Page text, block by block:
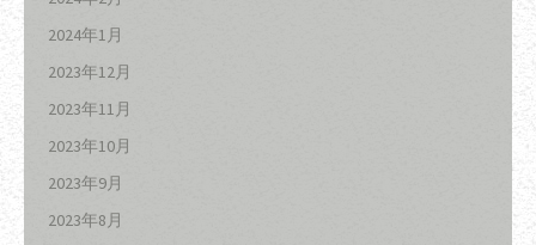
2024年1月
2023年12月
2023年11月
2023年10月
2023年9月
2023年8月